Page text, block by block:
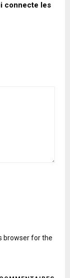
connecte les
browser for the